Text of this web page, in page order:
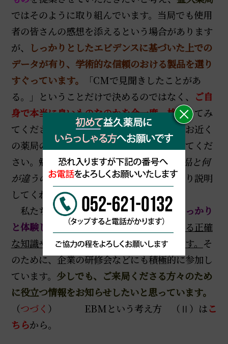
ではそのように取り組んでいます。当局でも使用
者の皆さんの感想を添えるという場合があります
が、
しっかりとしたエビデンスに基づいた上での
データが有り、学術的な信頼のおける製品を選り
すぐっています。
「CMで見聞きしたことがあ
る。」ということだけで決めるのではなく、
ご自
身で本当に良いものなのかを今一度、検証してみ
てください。分からなければ、信頼できるお近く
の薬局の薬剤師や登録販売者に相談してみてくだ
さい。勉強している人であれば、「CM商品と何
が違うのか、何故違うのか」などをしっかり説明
してくれるはずです。
私たちは、ご愛用される方に “違い”をしっかり
と体験してもらいたい。その時点で知り得る正確
な知識や症状改善例を伝えていきたいのです。 そ
のために、企業の研修会などにも積極的に参加し
ています。 少しでも、ご来局くださる方々のため
に役立つ情報をお知らせしたいと思っています。
（つづく ） EBMという考え方 （Ⅱ）はこ
ち らから。